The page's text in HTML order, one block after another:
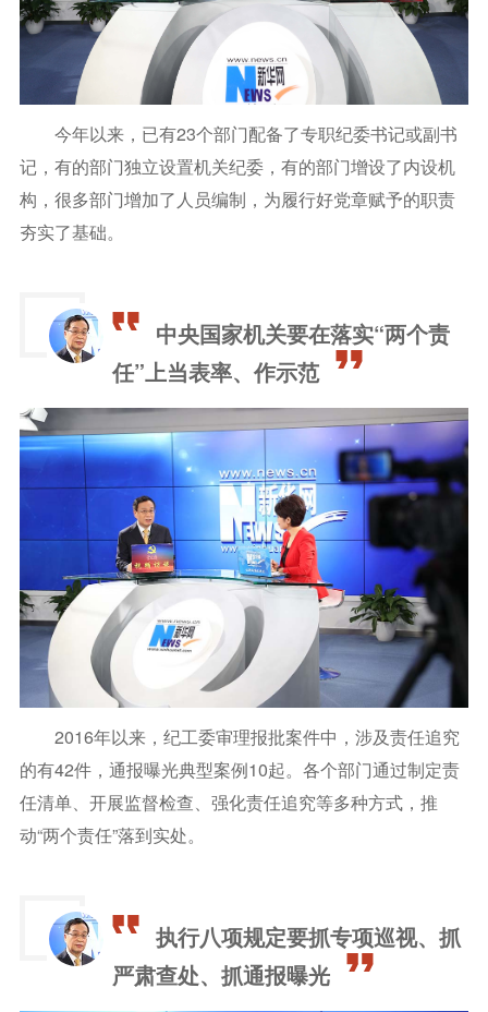
今年以来，已有23个部门配备了专职纪委书记或副书
记，有的部门独立设置机关纪委，有的部门增设了内设机
构，很多部门增加了人员编制，为履行好党章赋予的职责
夯实了基础。
中央国家机关要在落实“两个责
任”上当表率、作示范
2016年以来，纪工委审理报批案件中，涉及责任追究
的有42件，通报曝光典型案例10起。各个部门通过制定责
任清单、开展监督检查、强化责任追究等多种方式，推
动“两个责任”落到实处。
执行八项规定要抓专项巡视、抓
严肃查处、抓通报曝光